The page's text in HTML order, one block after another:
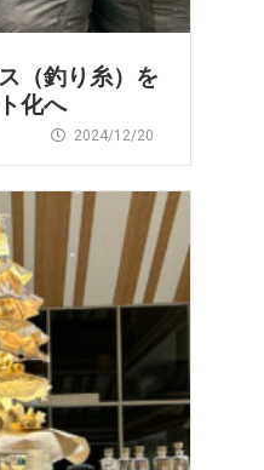
（釣り糸）を
化へ
2024/12/20